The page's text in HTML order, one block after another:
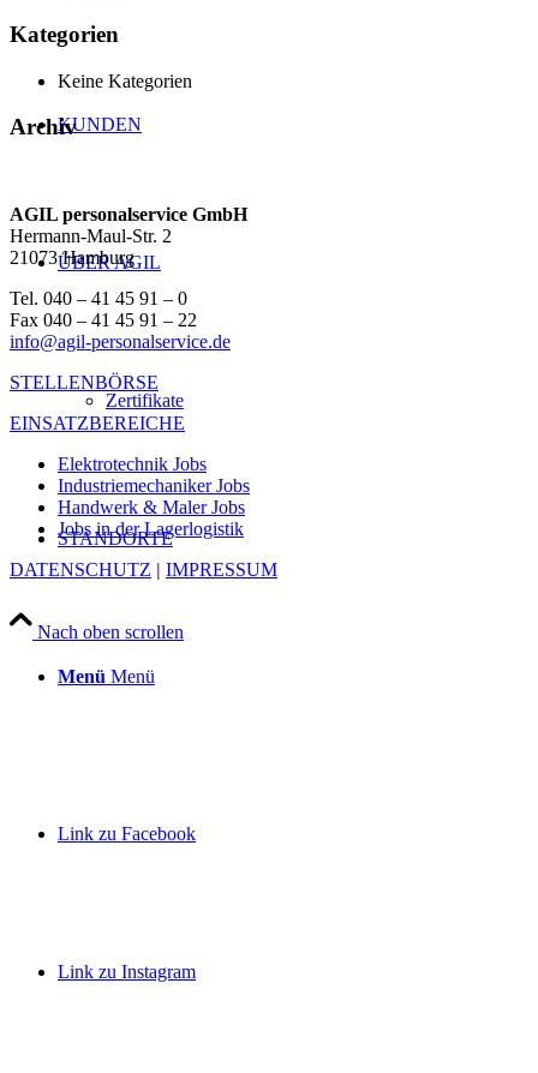
KUNDEN
ÜBER AGIL
Zertifikate
STANDORTE
Menü Menü
Link zu Facebook
Link zu Instagram
Kategorien
Keine Kategorien
Archiv
AGIL personalservice GmbH
Hermann-Maul-Str. 2
21073 Hamburg
Tel. 040 – 41 45 91 – 0
Fax 040 – 41 45 91 – 22
info@agil-personalservice.de
STELLENBÖRSE
EINSATZBEREICHE
Elektrotechnik Jobs
Industriemechaniker Jobs
Handwerk & Maler Jobs
Jobs in der Lagerlogistik
DATENSCHUTZ | IMPRESSUM
Nach oben scrollen